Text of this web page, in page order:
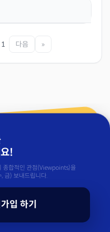
다음 »
!
종합적인 관점(Viewpoints)을
금) 보내드립니다.
입 하기